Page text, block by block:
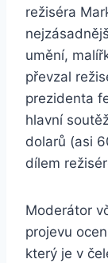
režiséra
umění,
převzal
prezidenta
hlavní
dolarů (asi
dílem
Moderátor
projevu
který je v